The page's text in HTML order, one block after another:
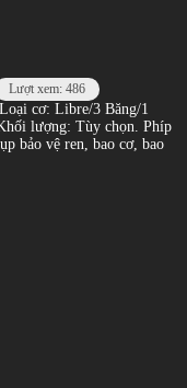
Lượt xem: 486
cơ: Libre/3 Băng/1
lượng: Tùy chọn. Phíp
bảo vệ ren, bao cơ, bao